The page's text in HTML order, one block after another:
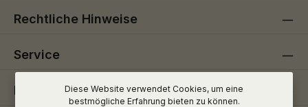
Rechtliche Hinweise
Service
InformationenDiese Website verwendet Cookies, um eine
bestmögliche Erfahrung bieten zu können.